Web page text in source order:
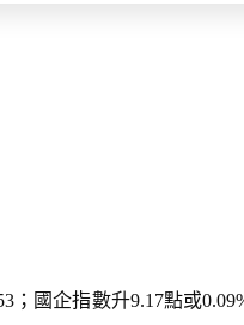
國企指數升9.17點或